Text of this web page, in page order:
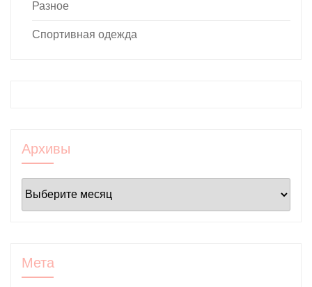
Разное
Спортивная одежда
Архивы
Архивы
Мета